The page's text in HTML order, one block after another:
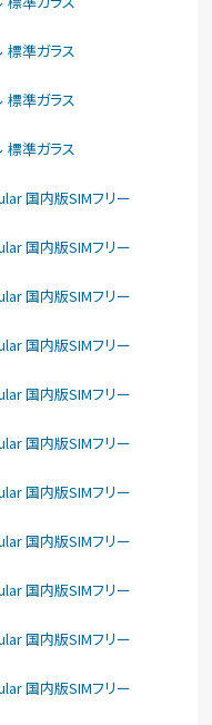
標準ガラス
標準ガラス
標準ガラス
国内版SIMフリー
国内版SIMフリー
国内版SIMフリー
国内版SIMフリー
国内版SIMフリー
国内版SIMフリー
国内版SIMフリー
国内版SIMフリー
国内版SIMフリー
国内版SIMフリー
国内版SIMフリー